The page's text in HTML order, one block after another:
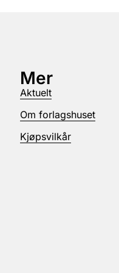
Mer
Aktuelt
Om forlagshuset
Kjøpsvilkår